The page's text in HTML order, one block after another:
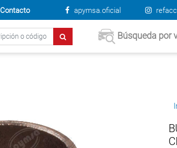
Contacto apymsa.oficial
Búsqueda por